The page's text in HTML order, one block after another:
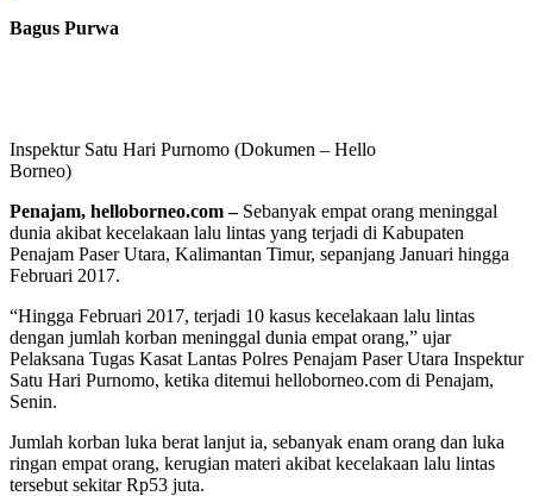
Bagus Purwa
Inspektur Satu Hari Purnomo (Dokumen – Hello
Borneo)
Penajam, helloborneo.com –Sebanyak empat orang meninggal
dunia akibat kecelakaan lalu lintas yang terjadi di Kabupaten
Penajam Paser Utara, Kalimantan Timur, sepanjang Januari hingga
Februari 2017.
“Hingga Februari 2017, terjadi 10 kasus kecelakaan lalu lintas
dengan jumlah korban meninggal dunia empat orang,” ujar
Pelaksana Tugas Kasat Lantas Polres Penajam Paser Utara Inspektur
Satu Hari Purnomo, ketika ditemui helloborneo.com di Penajam,
Senin.
Jumlah korban luka berat lanjut ia, sebanyak enam orang dan luka
ringan empat orang, kerugian materi akibat kecelakaan lalu lintas
tersebut sekitar Rp53 juta.